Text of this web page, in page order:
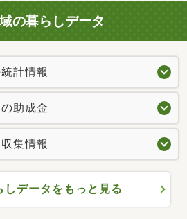
の暮らしデータ
計情報
助成金
集情報
しデータをもっと見る